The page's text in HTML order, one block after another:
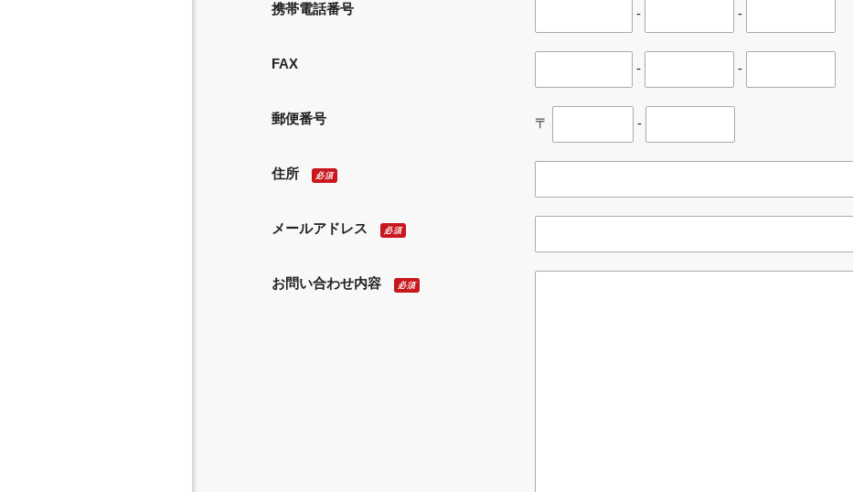
携帯電話番号 - -
FAX - -
郵便番号 〒 -
住所 必須
メールアドレス 必須
お問い合わせ内容 必須